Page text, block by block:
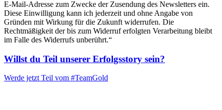
E-Mail-Adresse zum Zwecke der Zusendung des Newsletters ein.
Diese Einwilligung kann ich jederzeit und ohne Angabe von
Gründen mit Wirkung für die Zukunft widerrufen. Die
Rechtmäßigkeit der bis zum Widerruf erfolgten Verarbeitung bleibt
im Falle des Widerrufs unberührt.“
Willst du Teil unserer Erfolgsstory sein?
Werde jetzt Teil vom #TeamGold